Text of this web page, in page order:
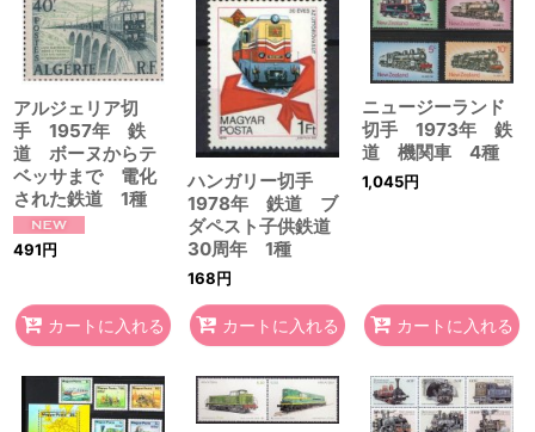
在庫あり
並び順:
絞り込む
アルジェリア切
手 1957年 鉄
道 ボーヌからテ
ベッサまで 電化
された鉄道 1種
491円
カートに入れる
ハンガリー切手
1978年 鉄道 ブ
ダペスト子供鉄道
30周年 1種
168円
カートに入れる
ニュージーランド
切手 1973年 鉄
道 機関車 4種
1,045円
カートに入れる